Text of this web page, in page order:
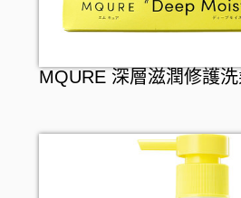
MQURE 深層滋潤修護